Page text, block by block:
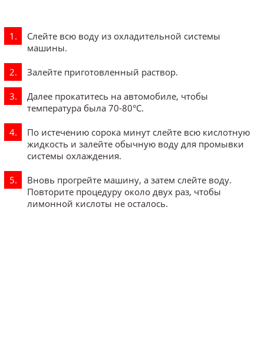
Слейте всю воду из охладительной системы
машины.
Залейте приготовленный раствор.
Далее прокатитесь на автомобиле, чтобы
температура была 70-80°С.
По истечению сорока минут слейте всю кислотную
жидкость и залейте обычную воду для промывки
системы охлаждения.
Вновь прогрейте машину, а затем слейте воду.
Повторите процедуру около двух раз, чтобы
лимонной кислоты не осталось.